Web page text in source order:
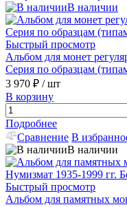
В наличии
Быстрый просмотр
Альбом для монет
Серия по образцам
3 970 ₽ / шт
В корзину
Подробнее
Сравнение В
В наличии
Быстрый просмотр
Альбом для памятных